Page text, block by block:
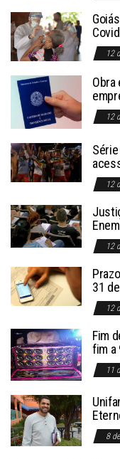
12
Obra
12
12
12
31
12
Fim
fim a
11
8